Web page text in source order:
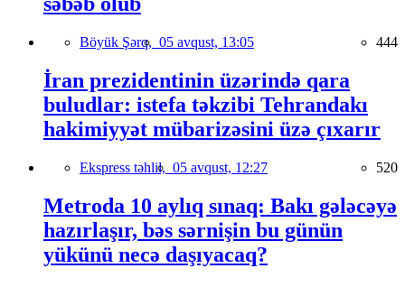
Böyük Şərq, 05 avqust, 13:05 444
İran prezidentinin üzərində qara
buludlar: istefa təkzibi Tehrandakı
hakimiyyət mübarizəsini üzə çıxarır
Ekspress təhlil, 05 avqust, 12:27 520
Metroda 10 aylıq sınaq: Bakı gələcəyə
hazırlaşır, bəs sərnişin bu günün
yükünü necə daşıyacaq?